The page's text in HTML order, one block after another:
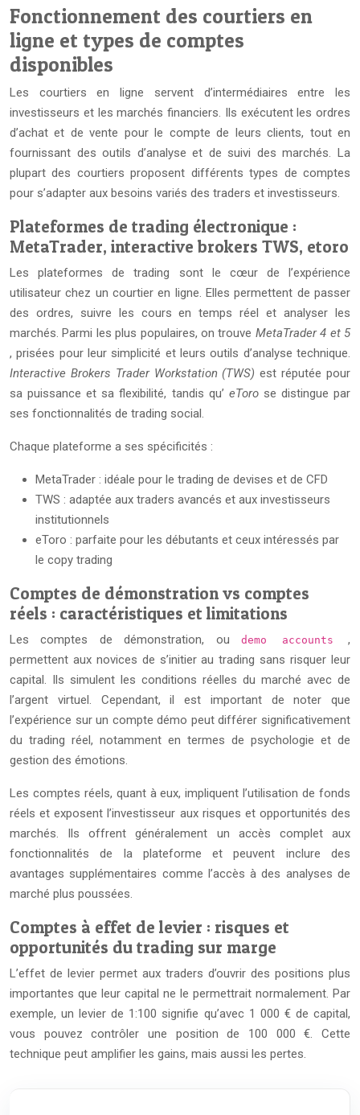
Fonctionnement des courtiers en
ligne et types de comptes
disponibles
Les courtiers en ligne servent d’intermédiaires entre les
investisseurs et les marchés financiers. Ils exécutent les ordres
d’achat et de vente pour le compte de leurs clients, tout en
fournissant des outils d’analyse et de suivi des marchés. La
plupart des courtiers proposent différents types de comptes
pour s’adapter aux besoins variés des traders et investisseurs.
Plateformes de trading électronique :
MetaTrader, interactive brokers TWS, etoro
Les plateformes de trading sont le cœur de l’expérience
utilisateur chez un courtier en ligne. Elles permettent de passer
des ordres, suivre les cours en temps réel et analyser les
marchés. Parmi les plus populaires, on trouve MetaTrader 4 et 5
, prisées pour leur simplicité et leurs outils d’analyse technique.
Interactive Brokers Trader Workstation (TWS)est réputée pour
sa puissance et sa flexibilité, tandis qu’ eToro se distingue par
ses fonctionnalités de trading social.
Chaque plateforme a ses spécificités :
MetaTrader : idéale pour le trading de devises et de CFD
TWS : adaptée aux traders avancés et aux investisseurs
institutionnels
eToro : parfaite pour les débutants et ceux intéressés par
le copy trading
Comptes de démonstration vs comptes
réels : caractéristiques et limitations
Les comptes de démonstration, oudemo accounts,
permettent aux novices de s’initier au trading sans risquer leur
capital. Ils simulent les conditions réelles du marché avec de
l’argent virtuel. Cependant, il est important de noter que
l’expérience sur un compte démo peut différer significativement
du trading réel, notamment en termes de psychologie et de
gestion des émotions.
Les comptes réels, quant à eux, impliquent l’utilisation de fonds
réels et exposent l’investisseur aux risques et opportunités des
marchés. Ils offrent généralement un accès complet aux
fonctionnalités de la plateforme et peuvent inclure des
avantages supplémentaires comme l’accès à des analyses de
marché plus poussées.
Comptes à effet de levier : risques et
opportunités du trading sur marge
L’effet de levier permet aux traders d’ouvrir des positions plus
importantes que leur capital ne le permettrait normalement. Par
exemple, un levier de 1:100 signifie qu’avec 1 000 € de capital,
vous pouvez contrôler une position de 100 000 €. Cette
technique peut amplifier les gains, mais aussi les pertes.